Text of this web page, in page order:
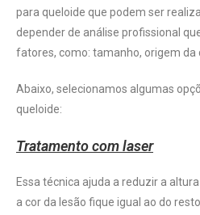
para queloide que podem ser
depender de análise profissional
fatores, como: tamanho, origem da
Abaixo, selecionamos algumas
queloide:
Tratamento com laser
Essa técnica ajuda a reduzir a
a cor da lesão fique igual ao do